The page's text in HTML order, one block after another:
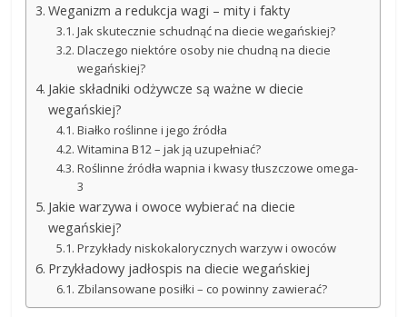
Weganizm a redukcja wagi – mity i fakty
Jak skutecznie schudnąć na diecie wegańskiej?
Dlaczego niektóre osoby nie chudną na diecie
wegańskiej?
Jakie składniki odżywcze są ważne w diecie
wegańskiej?
Białko roślinne i jego źródła
Witamina B12 – jak ją uzupełniać?
Roślinne źródła wapnia i kwasy tłuszczowe omega-
3
Jakie warzywa i owoce wybierać na diecie
wegańskiej?
Przykłady niskokalorycznych warzyw i owoców
Przykładowy jadłospis na diecie wegańskiej
Zbilansowane posiłki – co powinny zawierać?